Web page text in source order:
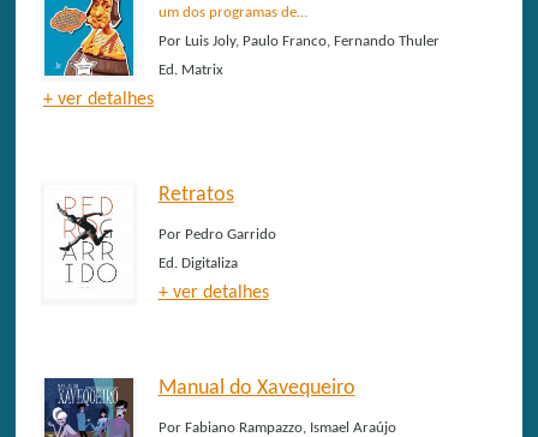
um dos programas de...
PorLuis Joly, Paulo Franco, Fernando Thuler
Ed.Matrix
+ ver detalhes
Retratos
PorPedro Garrido
Ed.Digitaliza
+ ver detalhes
Manual do Xavequeiro
PorFabiano Rampazzo, Ismael Araújo